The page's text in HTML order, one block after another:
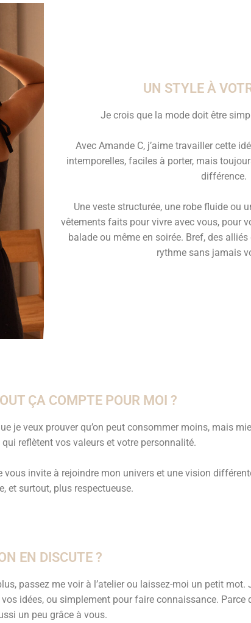
UN STYLE À
Je crois que la mode doit être
Avec Amande C, j’aime travailler cette
intemporelles, faciles à porter, mais
différence.
Une veste structurée, une robe fluide ou
vêtements faits pour vivre avec vous, pour
balade ou même en soirée. Bref, des
rythme sans jamais
ÇA COMPTE POUR MOI ?
je veux prouver qu’on peut consommer moins, mais
reflètent vos valeurs et votre personnalité.
invite à rejoindre mon univers et une vision
et surtout, plus respectueuse.
EN DISCUTE ?
passez me voir à l’atelier ou laissez-moi un petit
idées, ou simplement pour faire connaissance. Parce
un peu grâce à vous.